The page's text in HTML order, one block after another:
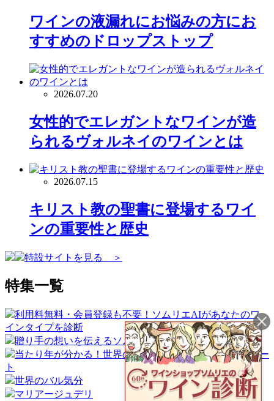
ワインの液漏れにお悩みの方にお
すすめのドロップストップ
2026.07.20
女性的でエレガントなワインが造
られるヴォルネイのワインとは
2026.07.15
キリスト教の聖書に登場するワイ
ンの重要性と歴史
特設サイトを見る ＞
特集一覧
利用料無料・会員登録も不要！ソムリエAIがあなたのワ
インタイプを診断
贈り手の想いを伝えるソムリエギフト
当たり年が分かる！世界のワイン産地ヴィンテージチャー
ト
世界のバル気分
マリアージュデリ